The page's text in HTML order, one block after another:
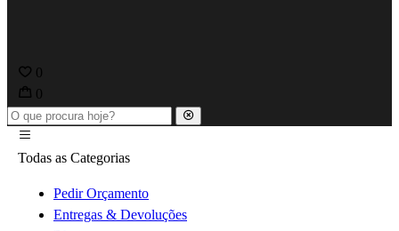
0
0
Todas as Categorias
Pedir Orçamento
Entregas & Devoluções